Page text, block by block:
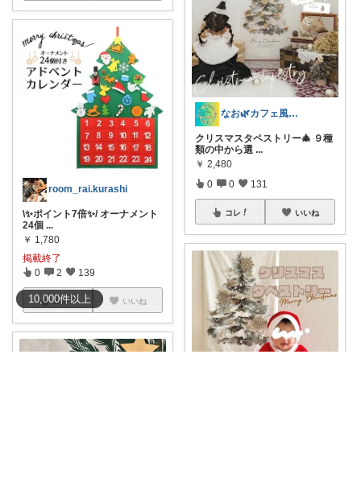
10,000件以上
room_rai.kurashi
\✨ポイント7倍✨/ オーナメント
24個 ...
￥ 1,780
掲載終了
0 2 139
コレ いいね
なお🌿カフェ風インテリア・雑貨好き
クリスマスタペストリー🎄 ９種
類の中から選 ...
￥ 2,480
0 0 131
コレ いいね